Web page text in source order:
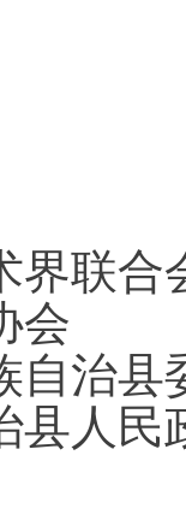
界联合
会
自治
县人民